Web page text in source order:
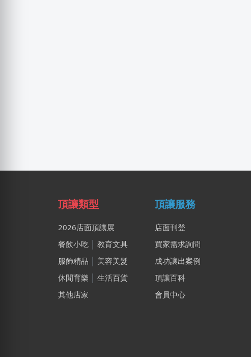
頂讓類型
2026店面頂讓展
餐飲小吃
教育文具
服飾精品
美容美髮
休閒育樂
生活百貨
其他店家
頂讓服務
店面刊登
買家需求詢問
成功讓出案例
頂讓百科
會員中心